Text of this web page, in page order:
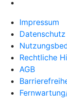
Impressum
Datenschutz
Rechtliche
AGB